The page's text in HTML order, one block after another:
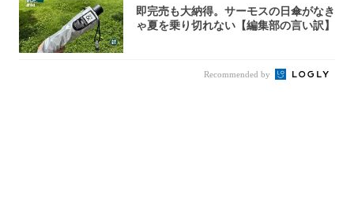
即完売も大納得。サーモスの日傘がなき
ゃ夏を乗り切れない【編集部の言い訳】
Recommended by